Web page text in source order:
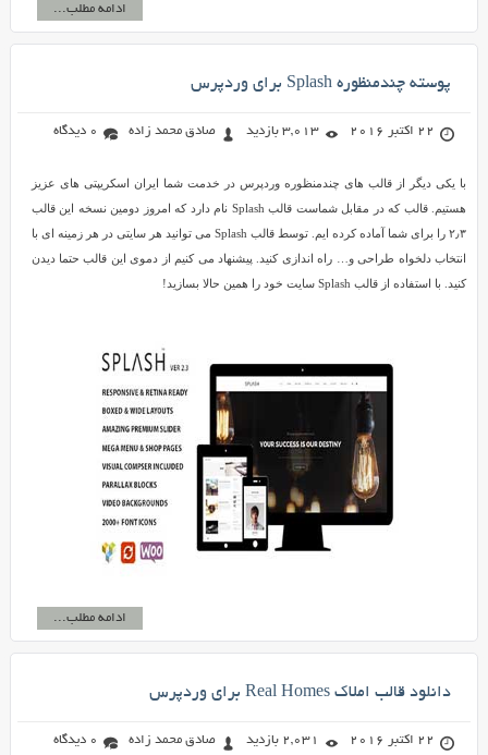
ادامه مطلب...
پوسته چندمنظوره Splash برای وردپرس
22 اکتبر 2016 3,013 بازدید صادق محمد زاده 0 دیدگاه
با یکی دیگر از قالب های چندمنظوره وردپرس در خدمت شما ایران اسکریپتی های عزیز
هستیم. قالب که در مقابل شماست قالب Splash نام دارد که امروز دومین نسخه این قالب
۲٫۳ را برای شما آماده کرده ایم. توسط قالب Splash می توانید هر سایتی در هر زمینه ای با
انتخاب دلخواه طراحی و… راه اندازی کنید. پیشنهاد می کنیم از دموی این قالب حتما دیدن
کنید. با استفاده از قالب Splash سایت خود را همین حالا بسازید!
ادامه مطلب...
دانلود قالب املاک Real Homes برای وردپرس
22 اکتبر 2016 2,031 بازدید صادق محمد زاده 0 دیدگاه